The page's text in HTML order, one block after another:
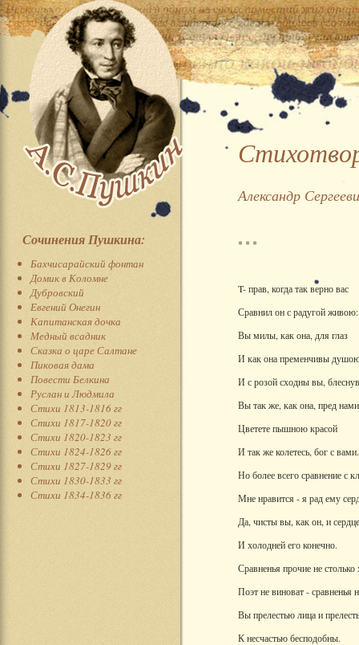
Сочинения Пушкина:
Бахчисарайский фонтан
Домик в Коломне
Дубровский
Евгений Онегин
Капитанская дочка
Медный всадник
Сказка о царе Салтане
Пиковая дама
Повести Белкина
Руслан и Людмила
Стихи 1813-1816 гг
Стихи 1817-1820 гг
Стихи 1820-1823 гг
Стихи 1824-1826 гг
Стихи 1827-1829 гг
Стихи 1830-1833 гг
Стихи 1834-1836 гг
Александр
* * *
T- прав, когда так верно вас
Сравнил он с радугой живою:
Вы милы, как она, для глаз
И как она пременчивы
И с розой сходны вы,
Вы так же, как она, пред нами
Цветете пышною красой
И так же колетесь, бог с вами.
Но более всего сравнение с
Мне нравится - я рад ему
Да, чисты вы, как он, и
И холодней его конечно.
Сравненья прочие не
Поэт не виноват - сравненья
Вы прелестью лица и
К несчастью бесподобны.